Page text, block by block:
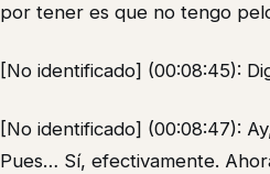
por tener es que no tengo
[No identificado] (00:08:45):
[No identificado] (00:08:47):
Pues… Sí, efectivamente.